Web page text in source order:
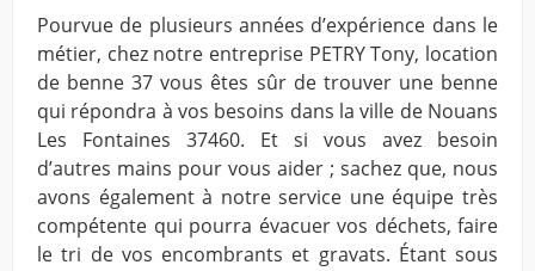
Pourvue de plusieurs années d’expérience dans le
métier, chez notre entreprise PETRY Tony, location
de benne 37 vous êtes sûr de trouver une benne
qui répondra à vos besoins dans la ville de Nouans
Les Fontaines 37460. Et si vous avez besoin
d’autres mains pour vous aider ; sachez que, nous
avons également à notre service une équipe très
compétente qui pourra évacuer vos déchets, faire
le tri de vos encombrants et gravats. Étant sous